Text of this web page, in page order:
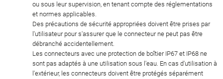
ou sous leur supervision, en tenant compte des réglementations
et normes applicables.
Des précautions de sécurité appropriées doivent être prises par
l'utilisateur pour s'assurer que le connecteur ne peut pas être
débranché accidentellement.
Les connecteurs avec une protection de boîtier IP67 et IP68 ne
sont pas adaptés à une utilisation sous l'eau. En cas d'utilisation à
l'extérieur, les connecteurs doivent être protégés séparément